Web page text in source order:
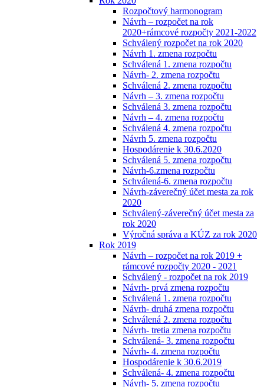
Rozpočtový harmonogram
Návrh – rozpočet na rok
2020+rámcové rozpočty 2021-2022
Schválený rozpočet na rok 2020
Návrh 1. zmena rozpočtu
Schválená 1. zmena rozpočtu
Návrh- 2. zmena rozpočtu
Schválená 2. zmena rozpočtu
Návrh – 3. zmena rozpočtu
Schválená 3. zmena rozpočtu
Návrh – 4. zmena rozpočtu
Schválená 4. zmena rozpočtu
Návrh 5. zmena rozpočtu
Hospodárenie k 30.6.2020
Schválená 5. zmena rozpočtu
Návrh-6.zmena rozpočtu
Schválená-6. zmena rozpočtu
Návrh-záverečný účet mesta za rok
2020
Schválený-záverečný účet mesta za
rok 2020
Výročná správa a KÚZ za rok 2020
Rok 2019
Návrh – rozpočet na rok 2019 +
rámcové rozpočty 2020 - 2021
Schválený - rozpočet na rok 2019
Návrh- prvá zmena rozpočtu
Schválená 1. zmena rozpočtu
Návrh- druhá zmena rozpočtu
Schválená 2. zmena rozpočtu
Návrh- tretia zmena rozpočtu
Schválená- 3. zmena rozpočtu
Návrh- 4. zmena rozpočtu
Hospodárenie k 30.6.2019
Schválená- 4. zmena rozpočtu
Návrh- 5. zmena rozpočtu